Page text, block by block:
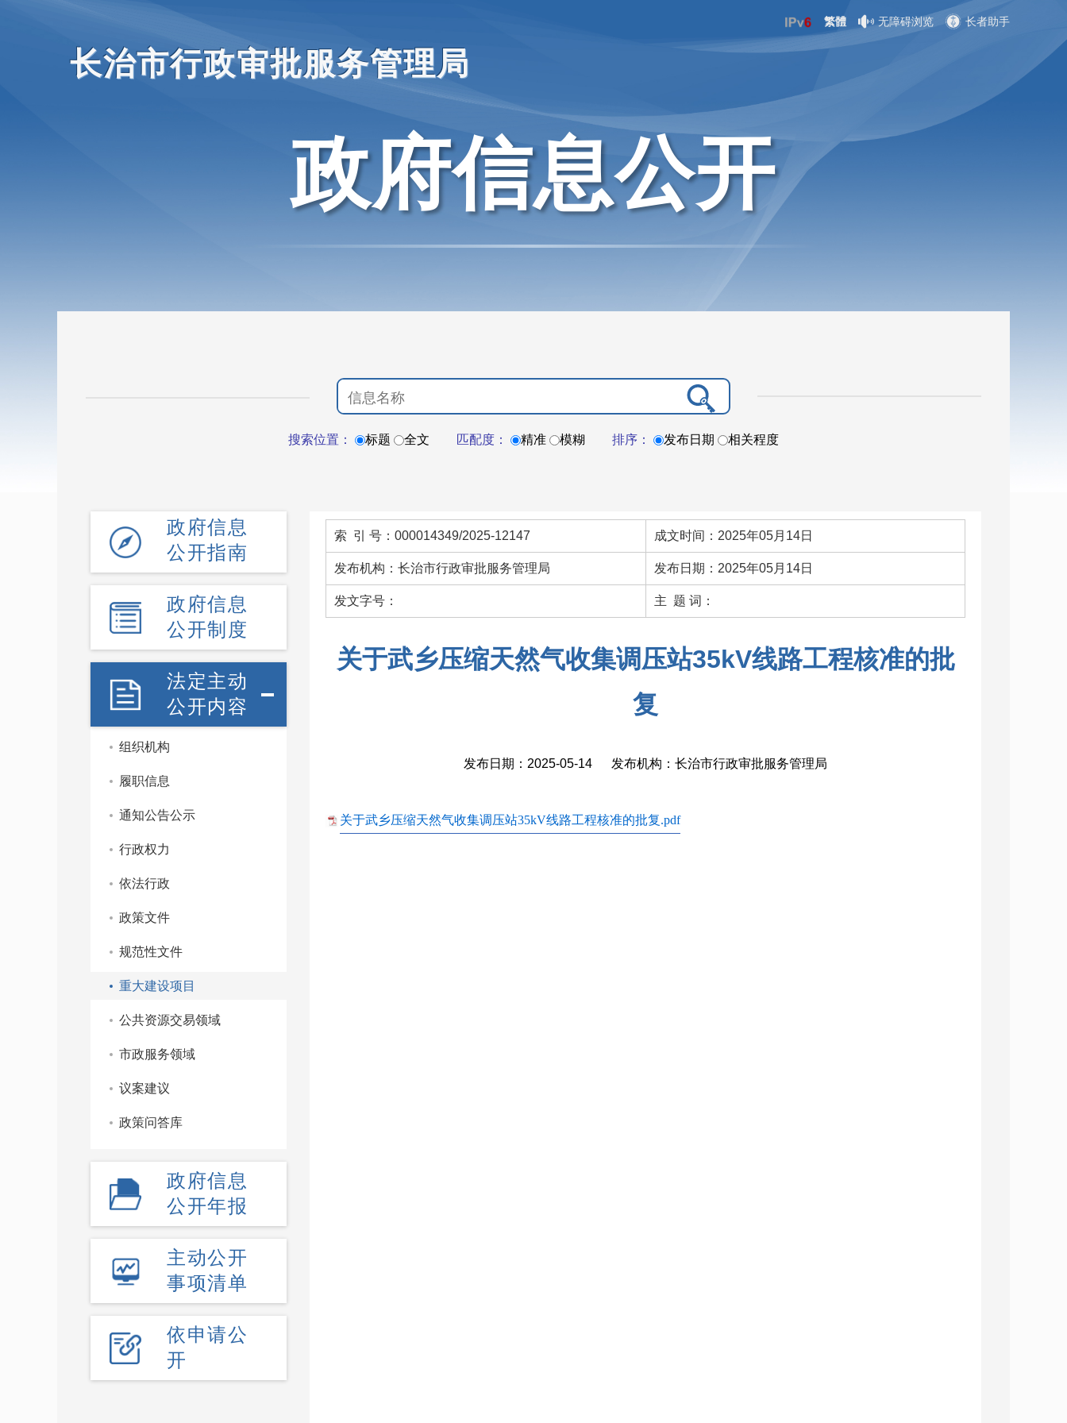
长治市行政审批服务管理局
繁體 无障碍浏览 长者助手
政府信息公开
搜索位置： 标题 全文 匹配度： 精准 模糊 排序： 发布日期 相关程度
政府信息
公开指南
政府信息
公开制度
法定主动
公开内容
组织机构
履职信息
通知公告公示
行政权力
依法行政
政策文件
规范性文件
重大建设项目
公共资源交易领域
市政服务领域
议案建议
政策问答库
政府信息
公开年报
主动公开
事项清单
依申请公
开
索 引 号：000014349/2025-12147 成文时间：2025年05月14日
发布机构：长治市行政审批服务管理局 发布日期：2025年05月14日
发文字号： 主 题 词：
关于武乡压缩天然气收集调压站35kV线路工程核准的批
复
发布日期：2025-05-14 发布机构：长治市行政审批服务管理局
关于武乡压缩天然气收集调压站35kV线路工程核准的批复.pdf